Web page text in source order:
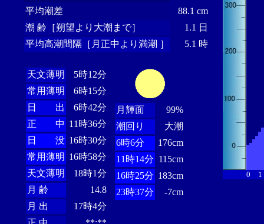
平均潮差
88.1 cm
潮 齢［朔望より大潮まで］
1.1 日
平均高潮間隔［月正中より満潮 ］
5.1 時
天文薄明
5時12分
常用薄明
6時15分
日 出
6時42分
正 中 11時36分
日 没 16時30分
常用薄明 16時58分
天文薄明
18時1分
月 齢
14.8
月 出
17時4分
月輝面
99%
潮回り
大潮
6時6分
176cm
11時14分 115cm
16時25分 183cm
23時37分
-7cm
0 1